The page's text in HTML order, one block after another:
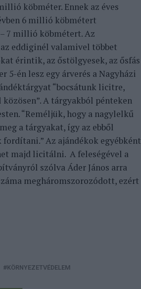
köbméter. Ennek az éves
6 millió köbmétert
7 millió köbmétert. Az
eddiginél valamivel többet
érintik, az őstölgyesek, az ősfás
5-én lesz egy árverés a Nagyházi
“bocsátunk licitre,
A tárgyakból pénteken
“Reméljük, hogy a nagylelkű
a tárgyakat, így az ebből
Az ajándékok egyébként
majd licitálni. A feleségével a
szólva Áder János arra
megháromszorozódott, ezért
KÖRNYEZETVÉDELEM